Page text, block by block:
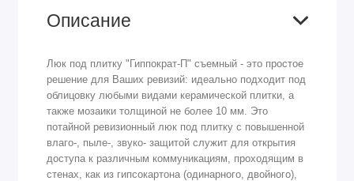
Описание
Люк под плитку "Гиппократ-П" съемный - это простое
решение для Ваших ревизий: идеально подходит под
облицовку любыми видами керамической плитки, а
также мозаики толщиной не более 10 мм. Это
потайной ревизионный люк под плитку с повышенной
влаго-, пыле-, звуко- защитой служит для открытия
доступа к различным коммуникациям, проходящим в
стенах, как из гипсокартона (одинарного, двойного),